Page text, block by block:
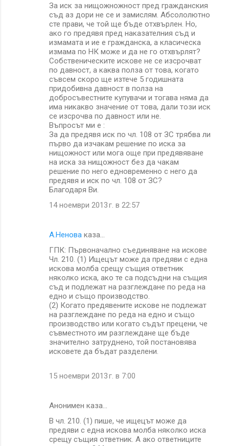
За иск за нищожножност пред гражданския
съд аз дори не се и замислям. Абсололютно
сте прави, че той ще бъде отхвърлен. Но,
ако го предявя пред наказателния съд и
измамата и ие е гражданска, а класическа
измама по НК може и да не го отхвърлят?
Собственическите искове не се изсрочват
по давност, а каква полза от това, когато
съвсем скоро ще изтече 5 годишната
придобивна давност в полза на
добросъвестните купувачи и тогава няма да
има никакво значение от това, дали този иск
се изсрочва по давност или не.
Въпросът ми е :
За да предявя иск по чл. 108 от ЗС трябва ли
първо да изчакам решение по иска за
нищожност или мога още при предявяване
на иска за нищожност без да чакам
решение по него едновременно с него да
предявя и иск по чл. 108 от ЗС?
Благодаря Ви.
14 ноември 2013 г. в 22:57
А.Ненова каза…
ГПК: Първоначално съединяване на искове
Чл. 210. (1) Ищецът може да предяви с една
искова молба срещу същия ответник
няколко иска, ако те са подсъдни на същия
съд и подлежат на разглеждане по реда на
едно и също производство.
(2) Когато предявените искове не подлежат
на разглеждане по реда на едно и също
производство или когато съдът прецени, че
съвместното им разглеждане ще бъде
значително затруднено, той постановява
исковете да бъдат разделени.
15 ноември 2013 г. в 7:00
Анонимен каза…
В чл. 210. (1) пише, че ищецът може да
предяви с една искова молба няколко иска
срещу същия ответник. А ако ответниците